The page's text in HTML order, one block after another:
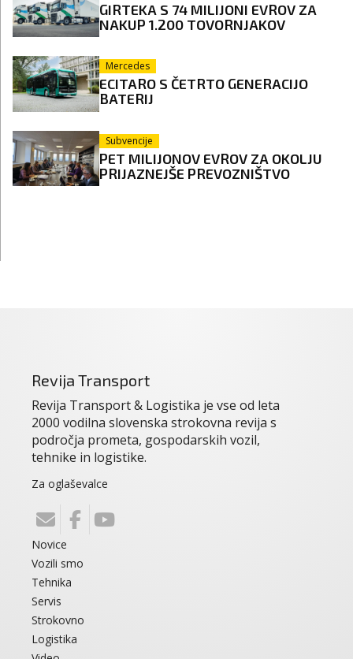
GIRTEKA S 74 MILIJONI EVROV ZA
NAKUP 1.200 TOVORNJAKOV
Mercedes
ECITARO S ČETRTO GENERACIJO
BATERIJ
Subvencije
PET MILIJONOV EVROV ZA OKOLJU
PRIJAZNEJŠE PREVOZNIŠTVO
Revija Transport
Revija Transport & Logistika je vse od leta
2000 vodilna slovenska strokovna revija s
področja prometa, gospodarskih vozil,
tehnike in logistike.
Za oglaševalce
Novice
Vozili smo
Tehnika
Servis
Strokovno
Logistika